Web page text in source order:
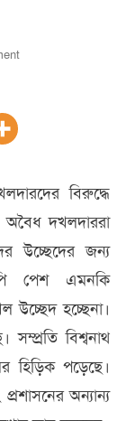
On
পেশ
বিরুদ্ধে
অবৈধ দখলদাররা
উচ্ছেদের জন্য
পেশ এমনকি
উচ্ছেদ হচ্ছেনা।
বিশ্বনাথ
হিড়িক পড়েছে।
অন্যান্য